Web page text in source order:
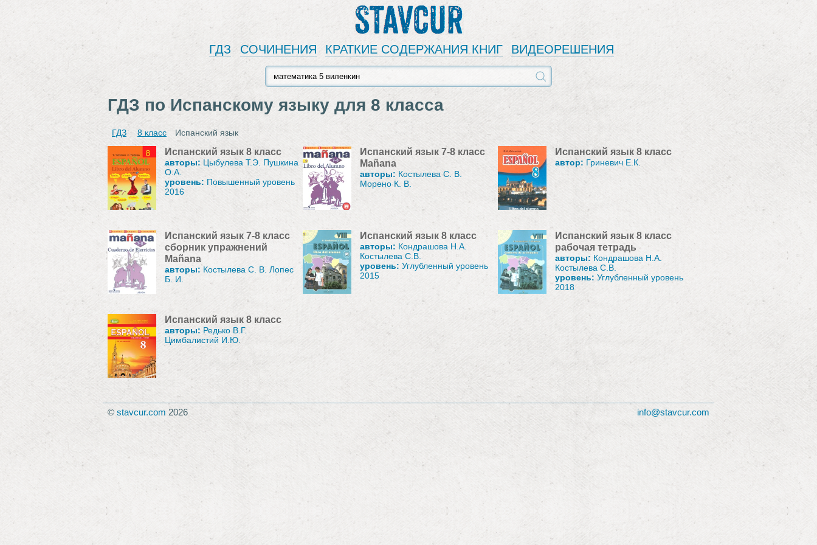
Stavcur
ГДЗ СОЧИНЕНИЯ КРАТКИЕ СОДЕРЖАНИЯ КНИГ ВИДЕОРЕШЕНИЯ
ГДЗ по Испанскому языку для 8 класса
ГДЗ 8 класс Испанский язык
Испанский язык 8 класс
авторы: Цыбулева Т.Э. Пушкина
О.А.
уровень: Повышенный уровень
2016
Испанский язык 7-8 класс
Mañana
авторы: Костылева С. В.
Морено К. В.
Испанский язык 8 класс
автор: Гриневич Е.К.
Испанский язык 7-8 класс
сборник упражнений
Mañana
авторы: Костылева С. В. Лопес
Б. И.
Испанский язык 8 класс
авторы: Кондрашова Н.А.
Костылева С.В.
уровень: Углубленный уровень
2015
Испанский язык 8 класс
рабочая тетрадь
авторы: Кондрашова Н.А.
Костылева С.В.
уровень: Углубленный уровень
2018
Испанский язык 8 класс
авторы: Редько В.Г.
Цимбалистий И.Ю.
© stavcur.com 2026 info@stavcur.com